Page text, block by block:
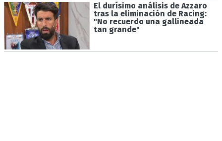
El durísimo análisis de Azzaro
tras la eliminación de Racing:
"No recuerdo una gallineada
tan grande"